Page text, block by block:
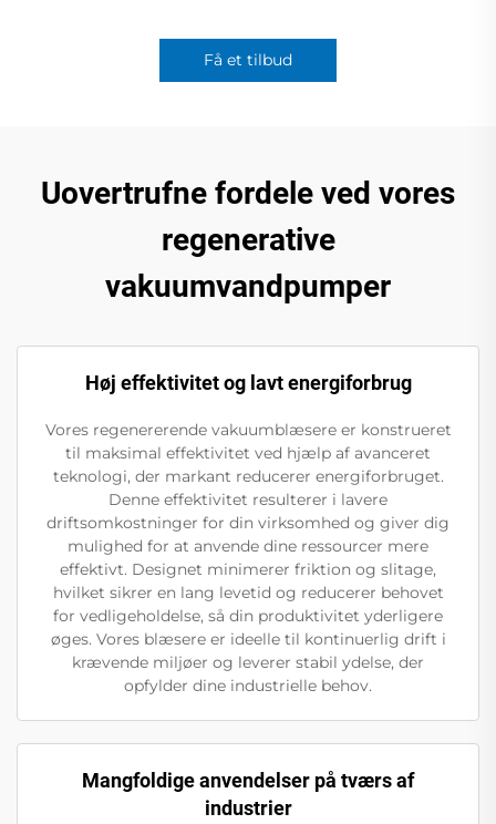
Få et tilbud
Uovertrufne fordele ved vores
regenerative
vakuumvandpumper
Høj effektivitet og lavt energiforbrug
Vores regenererende vakuumblæsere er konstrueret
til maksimal effektivitet ved hjælp af avanceret
teknologi, der markant reducerer energiforbruget.
Denne effektivitet resulterer i lavere
driftsomkostninger for din virksomhed og giver dig
mulighed for at anvende dine ressourcer mere
effektivt. Designet minimerer friktion og slitage,
hvilket sikrer en lang levetid og reducerer behovet
for vedligeholdelse, så din produktivitet yderligere
øges. Vores blæsere er ideelle til kontinuerlig drift i
krævende miljøer og leverer stabil ydelse, der
opfylder dine industrielle behov.
Mangfoldige anvendelser på tværs af
industrier